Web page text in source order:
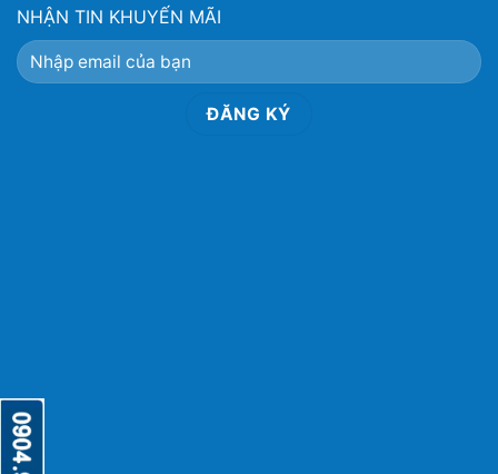
NHẬN TIN KHUYẾN MÃI